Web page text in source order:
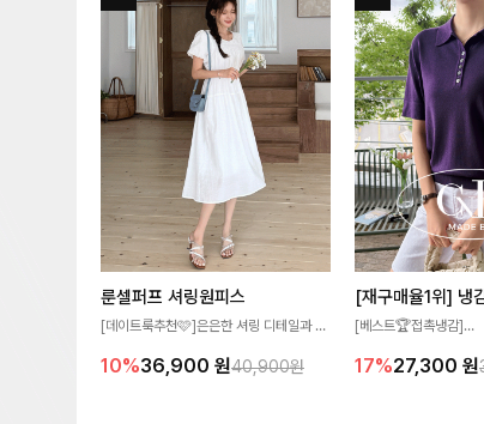
룬셀퍼프 셔링원피스
[데이트룩추천🩷]은은한 셔링 디테일과 퍼
성해주는 원피스🤍 허리 스모크 밴딩이 슬
10%36,900 원40,900원
[베스트🏆접촉냉감]
고 가벼운 소재감으로
17%27,300 원